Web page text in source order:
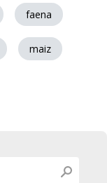
faena
maiz